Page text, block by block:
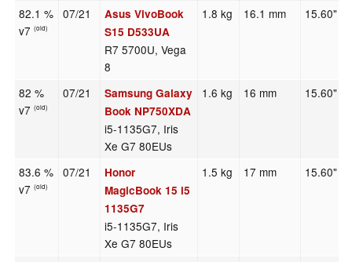
82.1 %
v7(old)
07/21
Asus VivoBook
S15 D533UA
R7 5700U, Vega
8
1.8 kg 16.1 mm 15.60"
82 %
v7(old)
07/21
Samsung Galaxy
Book NP750XDA
i5-1135G7, Iris
Xe G7 80EUs
1.6 kg 16 mm 15.60"
83.6 %
v7(old)
07/21
Honor
MagicBook 15 i5
1135G7
i5-1135G7, Iris
Xe G7 80EUs
1.5 kg 17 mm 15.60"